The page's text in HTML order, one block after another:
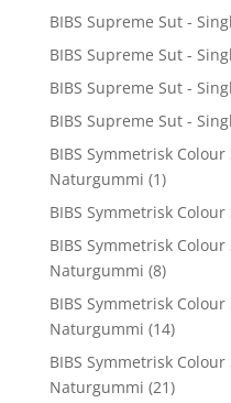
BIBS Supreme Sut -
BIBS Supreme Sut -
BIBS Supreme Sut -
BIBS Supreme Sut -
BIBS Symmetrisk
Naturgummi (1)
BIBS Symmetrisk Colour
BIBS Symmetrisk
Naturgummi (8)
BIBS Symmetrisk
Naturgummi (14)
BIBS Symmetrisk
Naturgummi (21)